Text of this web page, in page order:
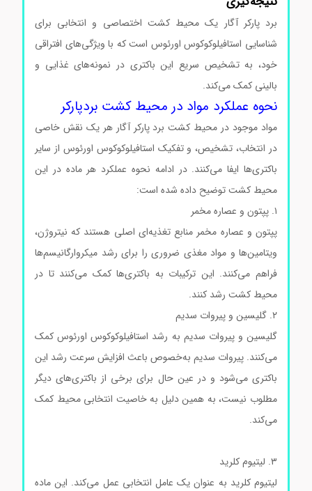
برد پارکر آگار یک محیط کشت اختصاصی و انتخابی برای
شناسایی استافیلوکوکوس اورئوس است که با ویژگی‌های افتراقی
خود، به تشخیص سریع این باکتری در نمونه‌های غذایی و
بالینی کمک می‌کند.محیط کشت بردپارکرآگار کد105406
نحوه عملکرد مواد در محیط کشت بردپارکر
مواد موجود در محیط کشت برد پارکر آگار هر یک نقش خاصی
در انتخاب، تشخیص، و تفکیک استافیلوکوکوس اورئوس از سایر
باکتری‌ها ایفا می‌کنند. در ادامه نحوه عملکرد هر ماده در این
محیط کشت توضیح داده شده است:
پپتون و عصاره مخمر منابع تغذیه‌ای اصلی هستند که نیتروژن،
ویتامین‌ها و مواد مغذی ضروری را برای رشد میکروارگانیسم‌ها
فراهم می‌کنند. این ترکیبات به باکتری‌ها کمک می‌کنند تا در
محیط کشت رشد کنند.محیط کشت بردپارکرآگار کد105406
گلیسین و پیروات سدیم به رشد استافیلوکوکوس اورئوس کمک
می‌کنند. پیروات سدیم به‌خصوص باعث افزایش سرعت رشد این
باکتری می‌شود و در عین حال برای برخی از باکتری‌های دیگر
مطلوب نیست، به همین دلیل به خاصیت انتخابی محیط کمک
می‌کند.
لیتیوم کلرید به عنوان یک عامل انتخابی عمل می‌کند. این ماده